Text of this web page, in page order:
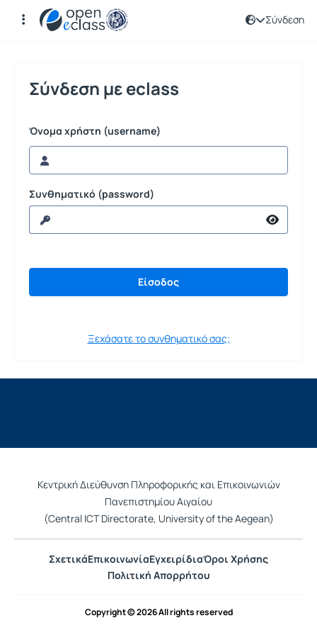
Σύνδεση
Σύνδεση
Σύνδεση με eclass
Όνομα χρήστη (username)
Συνθηματικό (password)
Ξεχάσατε το συνθηματικό σας;
Κεντρική Διεύθυνση Πληροφορικής και Επικοινωνιών
Πανεπιστημίου Αιγαίου
(Central ICT Directorate, University of the Aegean)
ΣχετικάΕπικοινωνίαΕγχειρίδιαΌροι Χρήσης
Πολιτική Απορρήτου
Copyright © 2026 All rights reserved